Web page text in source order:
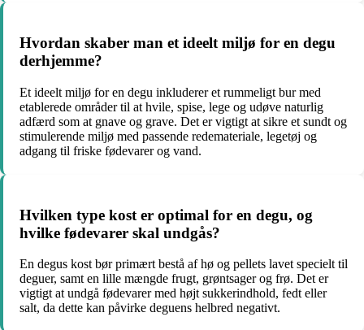
Hvordan skaber man et ideelt miljø for en degu
derhjemme?
Et ideelt miljø for en degu inkluderer et rummeligt bur med
etablerede områder til at hvile, spise, lege og udøve naturlig
adfærd som at gnave og grave. Det er vigtigt at sikre et sundt og
stimulerende miljø med passende redemateriale, legetøj og
adgang til friske fødevarer og vand.
Hvilken type kost er optimal for en degu, og
hvilke fødevarer skal undgås?
En degus kost bør primært bestå af hø og pellets lavet specielt til
deguer, samt en lille mængde frugt, grøntsager og frø. Det er
vigtigt at undgå fødevarer med højt sukkerindhold, fedt eller
salt, da dette kan påvirke deguens helbred negativt.